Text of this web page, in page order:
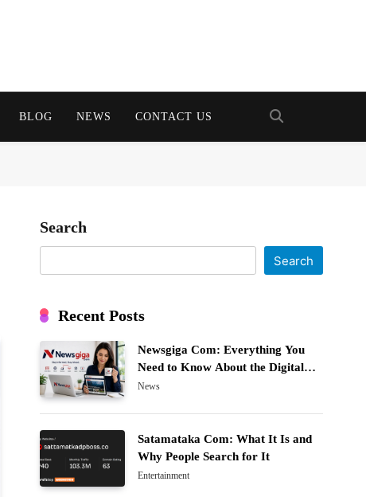
BLOG NEWS CONTACT US
Search
Search
Recent Posts
Newsgiga Com: Everything You
Need to Know About the Digital
News Platform
News
Satamataka Com: What It Is and
Why People Search for It
Entertainment